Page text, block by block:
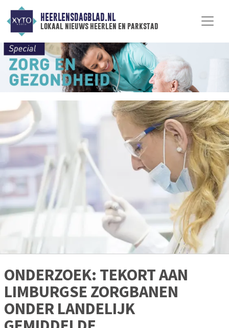
HEERLENSDAGBLAD.NL
lokaal nieuws heerlen en parkstad
ONDERZOEK: TEKORT AAN
LIMBURGSE ZORGBANEN
ONDER LANDELIJK